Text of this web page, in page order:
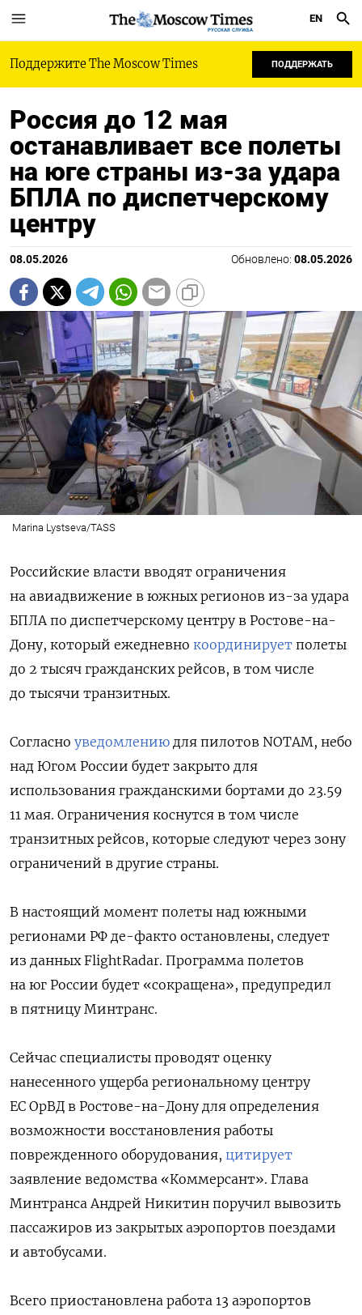
РУССКАЯ СЛУЖБА
EN
Поддержите The Moscow Times ПОДДЕРЖАТЬ
Россия до 12 мая
останавливает все полеты
на юге страны из-за удара
БПЛА по диспетчерскому
центру
08.05.2026 Обновлено: 08.05.2026
Marina Lystseva/TASS
Российские власти вводят ограничения
на авиадвижение в южных регионов из-за удара
БПЛА по диспетчерскому центру в Ростове-на-
Дону, который ежедневно координирует полеты
до 2 тысяч гражданских рейсов, в том числе
до тысячи транзитных.
Согласно уведомлению для пилотов NOTAM, небо
над Югом России будет закрыто для
использования гражданскими бортами до 23.59
11 мая. Ограничения коснутся в том числе
транзитных рейсов, которые следуют через зону
ограничений в другие страны.
В настоящий момент полеты над южными
регионами РФ де-факто остановлены, следует
из данных FlightRadar. Программа полетов
на юг России будет «сокращена», предупредил
в пятницу Минтранс.
Сейчас специалисты проводят оценку
нанесенного ущерба региональному центру
ЕС ОрВД в Ростове-на-Дону для определения
возможности восстановления работы
поврежденного оборудования, цитирует
заявление ведомства «Коммерсант». Глава
Минтранса Андрей Никитин поручил вывозить
пассажиров из закрытых аэропортов поездами
и автобусами.
Всего приостановлена работа 13 аэропортов